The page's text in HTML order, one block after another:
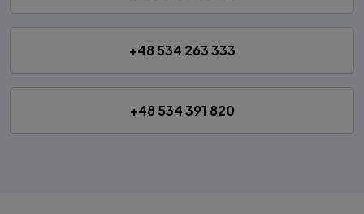
+48 534 263 333
+48 534 391 820